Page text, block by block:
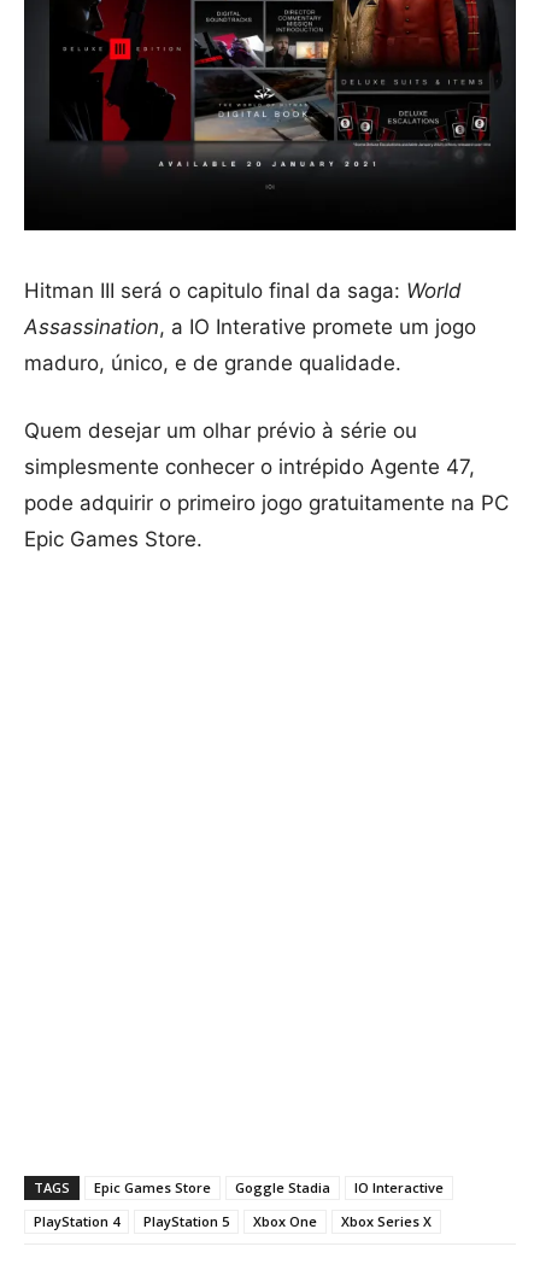
Hitman III será o capitulo final da saga: World
Assassination, a IO Interative promete um jogo
maduro, único, e de grande qualidade.
Quem desejar um olhar prévio à série ou
simplesmente conhecer o intrépido Agente 47,
pode adquirir o primeiro jogo gratuitamente na PC
Epic Games Store.
TAGS Epic Games Store Goggle Stadia
IO Interactive
PlayStation 4
PlayStation 5 Xbox One Xbox Series X